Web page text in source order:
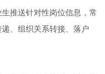
推送针对性岗位信息，常
、组织关系转接、落户